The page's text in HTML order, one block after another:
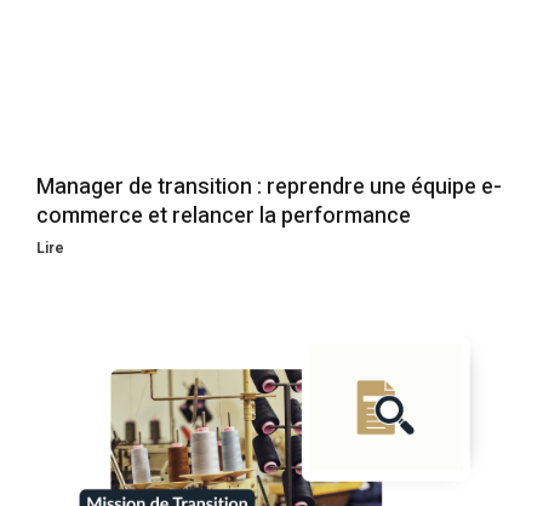
Manager de transition : reprendre une équipe e-
commerce et relancer la performance
Lire